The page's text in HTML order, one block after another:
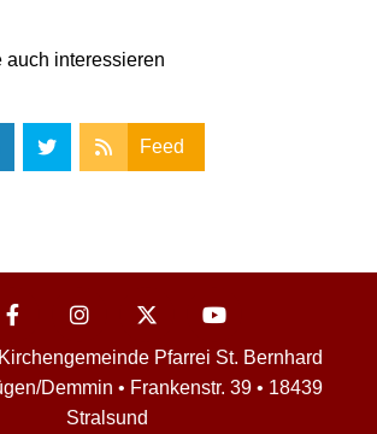
auch interessieren
Feed
Pfarrei St. Bernhard
Demmin • Frankenstr. 39 • 18439
Stralsund